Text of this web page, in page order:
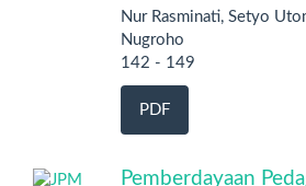
Nur Rasminati, Setyo
Nugroho
142 - 149
PDF
Pemberdayaan